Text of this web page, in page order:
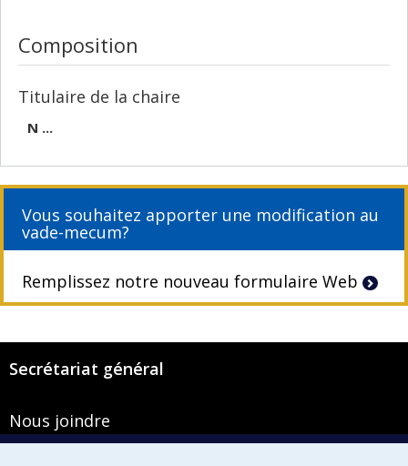
Composition
Titulaire de la chaire
N ...
Vous souhaitez apporter une modification au
vade-mecum?
Remplissez notre nouveau formulaire Web
Secrétariat général
Nous joindre